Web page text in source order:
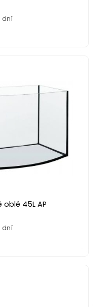
dní
oblé 45L AP
dní